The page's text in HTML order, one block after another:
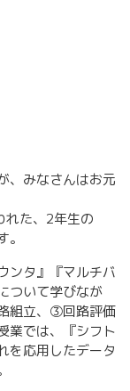
、みなさんはお元
た、2年生の
ンタ』『マルチバ
ついて学びなが
組立、③回路評価
業では、『シフト
を応用したデータ